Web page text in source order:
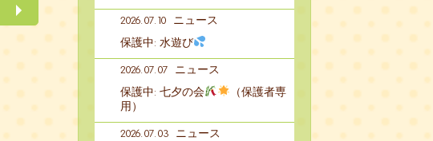
2026.07.10
ニュース
保護中: 水遊び
2026.07.07
ニュース
保護中: 七夕の会
（保護者専
用）
2026.07.03
ニュース